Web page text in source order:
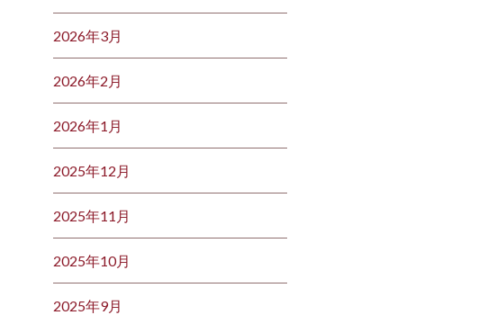
2026年3月
2026年2月
2026年1月
2025年12月
2025年11月
2025年10月
2025年9月